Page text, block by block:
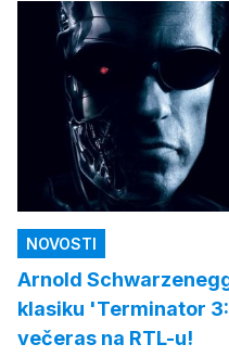
NOVOSTI
Arnold
klasiku 'Terminator
večeras na RTL-u!